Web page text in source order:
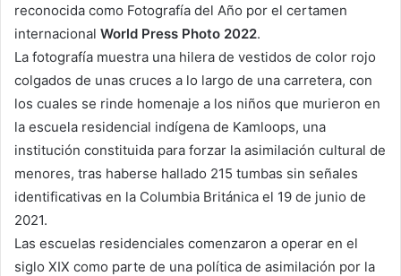
reconocida como Fotografía del Año por el certamen
internacional World Press Photo 2022.
La fotografía muestra una hilera de vestidos de color rojo
colgados de unas cruces a lo largo de una carretera, con
los cuales se rinde homenaje a los niños que murieron en
la escuela residencial indígena de Kamloops, una
institución constituida para forzar la asimilación cultural de
menores, tras haberse hallado 215 tumbas sin señales
identificativas en la Columbia Británica el 19 de junio de
2021.
Las escuelas residenciales comenzaron a operar en el
siglo XIX como parte de una política de asimilación por la